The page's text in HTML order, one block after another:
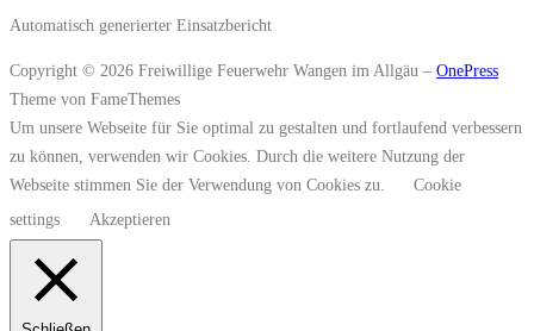
Automatisch generierter Einsatzbericht
Copyright © 2026 Freiwillige Feuerwehr Wangen im Allgäu – OnePress
Theme von FameThemes
Um unsere Webseite für Sie optimal zu gestalten und fortlaufend verbessern
zu können, verwenden wir Cookies. Durch die weitere Nutzung der
Webseite stimmen Sie der Verwendung von Cookies zu.
Cookie
settings
Akzeptieren